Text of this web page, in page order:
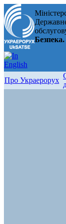
Безпека.
Про Украерорух